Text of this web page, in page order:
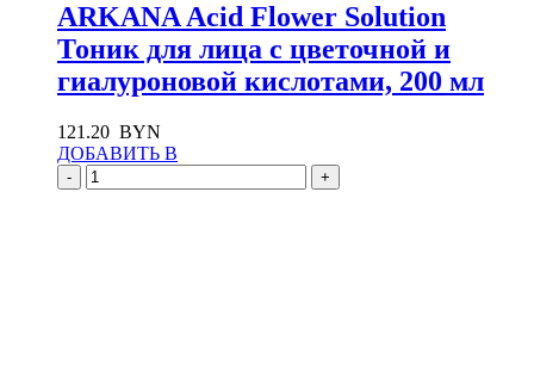
ARKANA Acid Flower Solution
Тоник для лица с цветочной и
гиалуроновой кислотами, 200 мл
121.20 BYN
ДОБАВИТЬ В
- +